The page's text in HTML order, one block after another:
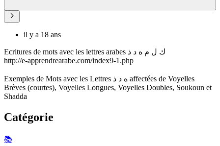
il y a 18 ans
Ecritures de mots avec les lettres arabes ك ل م ه د ذ
http://e-apprendrearabe.com/index9-1.php
Exemples de Mots avec les Lettres ه د ذ affectées de Voyelles
Brèves (courtes), Voyelles Longues, Voyelles Doubles, Soukoun et
Shadda
Catégorie
📚